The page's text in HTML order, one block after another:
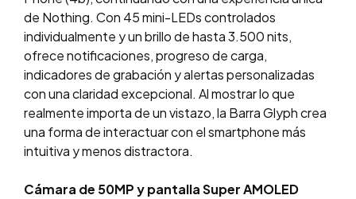
de Nothing. Con 45 mini-LEDs controlados
individualmente y un brillo de hasta 3.500 nits,
ofrece notificaciones, progreso de carga,
indicadores de grabación y alertas personalizadas
con una claridad excepcional. Al mostrar lo que
realmente importa de un vistazo, la Barra Glyph crea
una forma de interactuar con el smartphone más
intuitiva y menos distractora.
Cámara de 50MP y pantalla Super AMOLED